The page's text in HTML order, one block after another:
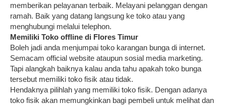
memberikan pelayanan terbaik. Melayani pelanggan dengan
ramah. Baik yang datang langsung ke toko atau yang
menghubungi melalui telephon.
Memiliki Toko offline di Flores Timur
Boleh jadi anda menjumpai toko karangan bunga di internet.
Semacam official website ataupun sosial media marketing.
Tapi alangkah baiknya kalau anda tahu apakah toko bunga
tersebut memiliki toko fisik atau tidak.
Hendaknya pilihlah yang memiliki toko fisik. Dengan adanya
toko fisik akan memungkinkan bagi pembeli untuk melihat dan